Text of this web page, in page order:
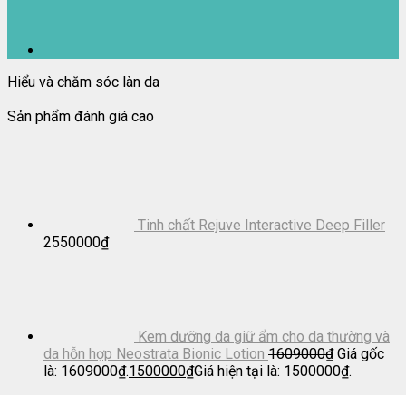
Hiểu và chăm sóc làn da
Sản phẩm đánh giá cao
Tinh chất Rejuve Interactive Deep Filler
2550000₫
Kem dưỡng da giữ ẩm cho da thường và
da hỗn hợp Neostrata Bionic Lotion 1609000₫ Giá gốc
là: 1609000₫.1500000₫Giá hiện tại là: 1500000₫.